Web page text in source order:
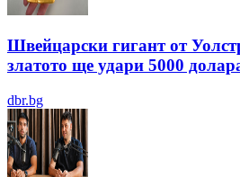
Швейцарски гигант от
златото ще удари 5000
dbr.bg